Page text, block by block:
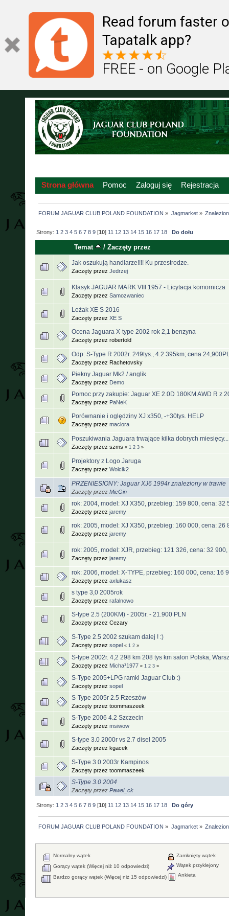
Read forum faster
Tapatalk app?
FREE - on Google
Strona główna Pomoc Zaloguj się Rejestracja
FORUM JAGUAR CLUB POLAND FOUNDATION » Jagmarket»
Strony: 1 2 3 4 5 6 7 8 9 [10] 11 12 13 14 15 16 17 18 Do dołu
Temat /Zaczęty przez
Jak oszukują handlarze!!!! Ku przestrodze.
Zaczęty przez Jedrzej
Klasyk JAGUAR MARK VIII 1957 - Licytacja komornicza
Zaczęty przez Samozwaniec
Leżak XE S 2016
Zaczęty przez XE S
Ocena Jaguara X-type 2002 rok 2,1 benzyna
Zaczęty przez robertold
Odp: S-Type R 2002r. 249tys., 4.2 395km; cena
Zaczęty przez Rachetovsky
Piekny Jaguar Mk2 / anglik
Zaczęty przez Demo
Pomoc przy zakupie: Jaguar XE 2.0D 180KM AWD R z
Zaczęty przez PaNeK
Porównanie i oględziny XJ x350, -+30tys. HELP
Zaczęty przez maciora
Poszukiwania Jaguara trwające kilka dobrych miesięcy...
Zaczęty przez szms « 1 2 3 »
Projektory z Logo Jaruga
Zaczęty przez Wolcik2
PRZENIESIONY: Jaguar XJ6 1994r znaleziony w trawie
Zaczęty przez MicGin
rok: 2004, model: XJ X350, przebieg: 159 800, cena: 32
Zaczęty przez jaremy
rok: 2005, model: XJ X350, przebieg: 160 000, cena: 26
Zaczęty przez jaremy
rok: 2005, model: XJR, przebieg: 121 326, cena: 32 900,
Zaczęty przez jaremy
rok: 2006, model: X-TYPE, przebieg: 160 000, cena: 16
Zaczęty przez axlukasz
s type 3,0 2005rok
Zaczęty przez rafalnowo
S-type 2.5 (200KM) - 2005r. - 21.900 PLN
Zaczęty przez Cezary
S-Type 2.5 2002 szukam dalej ! :)
Zaczęty przez sopel « 1 2 »
S-type 2002r. 4,2 298 km 208 tys km salon Polska,
Zaczęty przez Micha³1977 « 1 2 3 »
S-Type 2005+LPG ramki Jaguar Club :)
Zaczęty przez sopel
S-Type 2005r 2.5 Rzeszów
Zaczęty przez toommaszeek
S-Type 2006 4.2 Szczecin
Zaczęty przez msiwow
S-type 3.0 2000r vs 2.7 disel 2005
Zaczęty przez kgacek
S-Type 3.0 2003r Kampinos
Zaczęty przez toommaszeek
S-Type 3.0 2004
Zaczęty przez Pawel_ck
Strony: 1 2 3 4 5 6 7 8 9 [10] 11 12 13 14 15 16 17 18 Do góry
FORUM JAGUAR CLUB POLAND FOUNDATION » Jagmarket»
Normalny wątek
Gorący wątek (Więcej niż 10 odpowiedzi)
Bardzo gorący wątek (Więcej niż 15 odpowiedzi)
Zamknięty wątek
Wątek przyklejony
Ankieta